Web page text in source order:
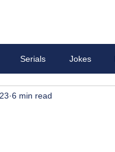
Serials Jokes
6 min read